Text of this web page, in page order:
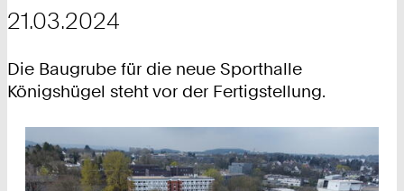
21.03.2024
Die Baugrube für die neue Sporthalle
Königshügel steht vor der Fertigstellung.